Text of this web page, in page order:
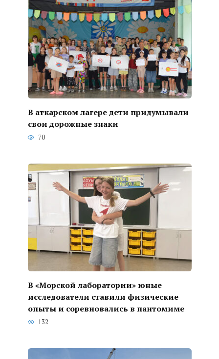
В аткарском лагере дети придумывали
свои дорожные знаки
70
В «Морской лаборатории» юные
исследователи ставили физические
опыты и соревновались в пантомиме
132